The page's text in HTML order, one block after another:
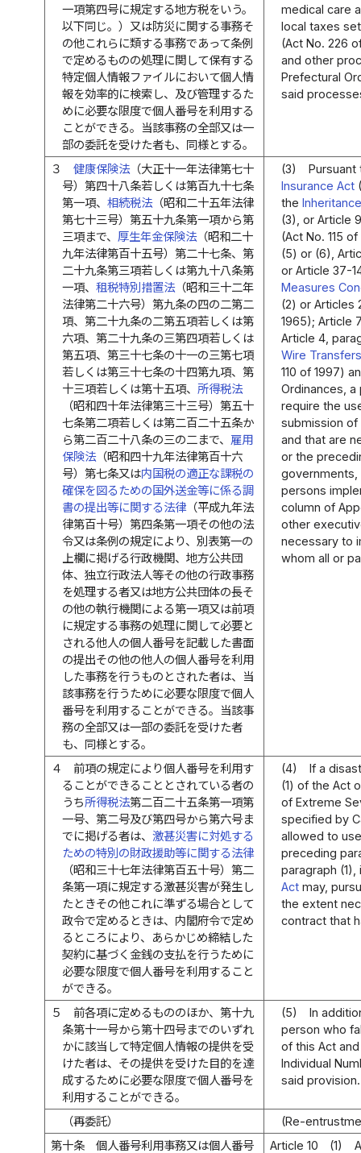
一項第四号に規定する地方税をいう。
以下同じ。）又は防災に関する事務そ
の他これらに類する事務であって条例
で定めるものの処理に関して保有する
特定個人情報ファイルにおいて個人情
報を効率的に検索し、及び管理するた
めに必要な限度で個人番号を利用する
ことができる。当該事務の全部又は一
部の委託を受けた者も、同様とする。
medical care
local taxes
(Act No. 226
and other
Prefectural
said
３ 健康保険法（大正十一年法律第七十
号）第四十八条若しくは第百九十七条
第一項、相続税法（昭和二十五年法律
第七十三号）第五十九条第一項から第
三項まで、 厚生年金保険法（昭和二十
九年法律第百十五号）第二十七条、第
二十九条第三項若しくは第九十八条第
一項、租税特別措置法（昭和三十二年
法律第二十六号）第九条の四の二第二
項、第二十九条の二第五項若しくは第
六項、第二十九条の三第四項若しくは
第五項、第三十七条の十一の三第七項
若しくは第三十七条の十四第九項、第
十三項若しくは第十五項、所得税法
（昭和四十年法律第三十三号）第五十
七条第二項若しくは第二百二十五条か
ら第二百二十八条の三の二まで、 雇用
保険法（昭和四十九年法律第百十六
号）第七条又は内国税の適正な課税の
確保を図るための国外送金等に係る調
書の提出等に関する法律（平成九年法
律第百十号）第四条第一項その他の法
令又は条例の規定により、別表第一の
上欄に掲げる行政機関、地方公共団
体、独立行政法人等その他の行政事務
を処理する者又は地方公共団体の長そ
の他の執行機関による第一項又は前項
に規定する事務の処理に関して必要と
される他人の個人番号を記載した書面
の提出その他の他人の個人番号を利用
した事務を行うものとされた者は、当
該事務を行うために必要な限度で個人
番号を利用することができる。当該事
務の全部又は一部の委託を受けた者
も、同様とする。
(3)
Pursuant
Insurance Act
the
(3), or Article
(Act No. 115
(5) or (6),
or Article 37-
Measures
(2) or Articles
1965); Article
Article 4,
Wire
110 of 1997)
Ordinances,
require the
submission of
and that are
or the
governments,
persons
column of
other
necessary to
whom all or
４
前項の規定により個人番号を利用す
ることができることとされている者の
うち所得税法第二百二十五条第一項第
一号、第二号及び第四号から第六号ま
でに掲げる者は、激甚災害に対処する
ための特別の財政援助等に関する法律
（昭和三十七年法律第百五十号）第二
条第一項に規定する激甚災害が発生し
たときその他これに準ずる場合として
政令で定めるときは、内閣府令で定め
るところにより、あらかじめ締結した
契約に基づく金銭の支払を行うために
必要な限度で個人番号を利用すること
ができる。
(4)
If a
(1) of the Act
of Extreme
specified by
allowed to
preceding
paragraph
Act may,
the extent
contract that
５
前各項に定めるもののほか、第十九
条第十一号から第十四号までのいずれ
かに該当して特定個人情報の提供を受
けた者は、その提供を受けた目的を達
成するために必要な限度で個人番号を
利用することができる。
(5)
In
person who
of this Act
Individual
said provision.
（再委託）
(Re-
第十条
個人番号利用事務又は個人番号 Article 10 (1)